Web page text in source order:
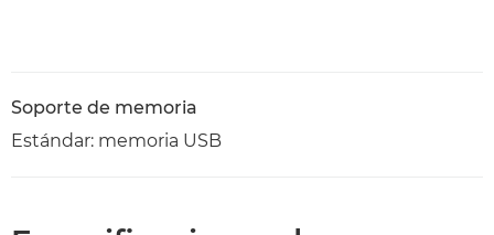
Soporte de memoria
Estándar: memoria USB